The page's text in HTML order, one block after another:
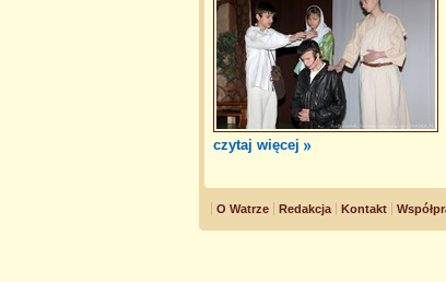
czytaj więcej
O Watrze Redakcja Kontakt